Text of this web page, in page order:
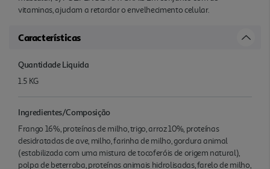
vitaminas, ajudam a retardar o envelhecimento celular.
Características
Quantidade Liquida
1.5 KG
Ingredientes/Composição
Frango 16%, proteínas de milho, trigo, arroz 10%, proteínas
desidratadas de ave, milho, farinha de milho, gordura animal
(estabilizada com uma mistura de tocoferóis de origem natural),
polpa de beterraba, proteínas animais hidrolisadas, farelo de milho,